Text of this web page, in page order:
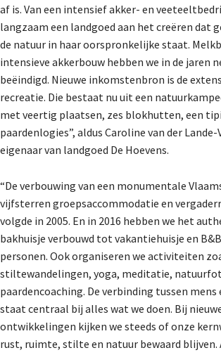
af is. Van een intensief akker- en
langzaam een landgoed aan het creëren dat
de natuur in haar oorspronkelijke staat.
intensieve akkerbouw hebben we in de jaren
beëindigd. Nieuwe inkomstenbron is de
recreatie. Die bestaat nu uit een
met veertig plaatsen, zes blokhutten, een
paardenlogies”, aldus Caroline van der Lande-
eigenaar van landgoed De Hoevens.
“De verbouwing van een monumentale
vijfsterren groepsaccommodatie en
volgde in 2005. En in 2016 hebben we het
bakhuisje verbouwd tot vakantiehuisje en
personen. Ook organiseren we activiteiten
stiltewandelingen, yoga, meditatie,
paardencoaching. De verbinding tussen mens
staat centraal bij alles wat we doen. Bij
ontwikkelingen kijken we steeds of onze
rust, ruimte, stilte en natuur bewaard blijven.